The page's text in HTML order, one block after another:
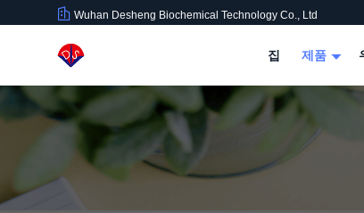
Wuhan Desheng Biochemical Technology Co., Ltd
집 제품